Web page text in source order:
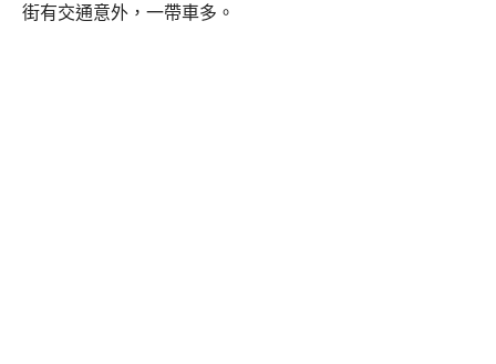
街有交通意外，一帶車多。